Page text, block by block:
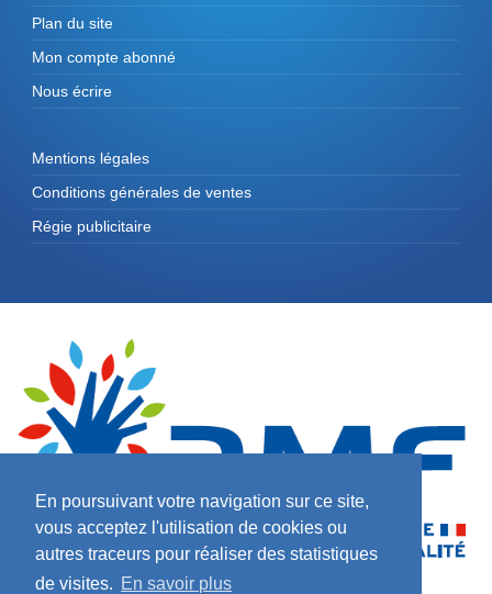
En poursuivant votre navigation sur ce site,
vous acceptez l'utilisation de cookies ou
autres traceurs pour réaliser des statistiques
de visites. En savoir plus
Plan du site
Mon compte abonné
Nous écrire
Mentions légales
Conditions générales de ventes
Régie publicitaire